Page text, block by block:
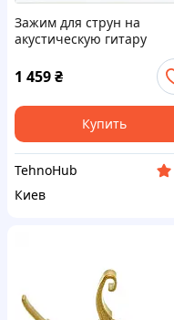
Зажим для струн на
акустическую гитару
Данлоп 83CB 655E5P74T6
1 459₴
Купить
TehnoHub
Киев